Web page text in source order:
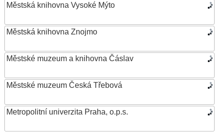
Městská knihovna Vysoké Mýto
Městská knihovna Znojmo
Městské muzeum a knihovna Čáslav
Městské muzeum Česká Třebová
Metropolitní univerzita Praha, o.p.s.